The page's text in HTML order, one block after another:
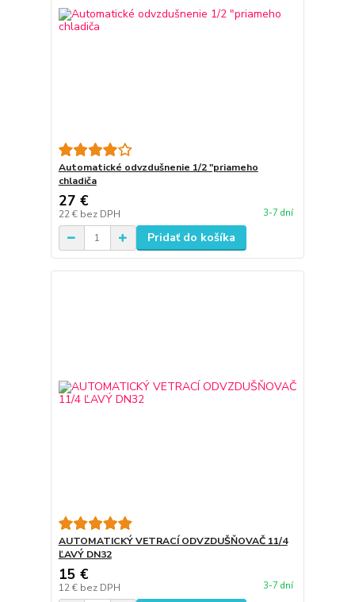
Automatické odvzdušnenie 1/2 "priameho
chladiča
27 €
22 € bez DPH 3-7 dní
Pridať do košíka
AUTOMATICKÝ VETRACÍ ODVZDUŠŇOVAČ 11/4
ĽAVÝ DN32
15 €
12 € bez DPH 3-7 dní